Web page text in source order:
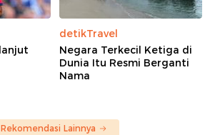
detikTravel
Negara Terkecil Ketiga di
Dunia Itu Resmi Berganti
Nama
Rekomendasi Lainnya